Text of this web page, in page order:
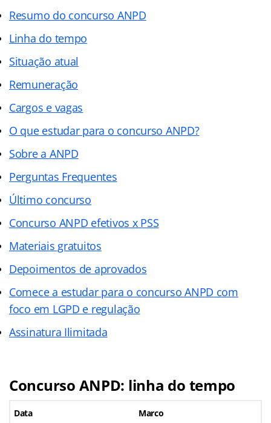
Resumo do concurso ANPD
Linha do tempo
Situação atual
Remuneração
Cargos e vagas
O que estudar para o concurso ANPD?
Sobre a ANPD
Perguntas Frequentes
Último concurso
Concurso ANPD efetivos x PSS
Materiais gratuitos
Depoimentos de aprovados
Comece a estudar para o concurso ANPD com
foco em LGPD e regulação
Assinatura Ilimitada
Concurso ANPD: linha do tempo
Data Marco